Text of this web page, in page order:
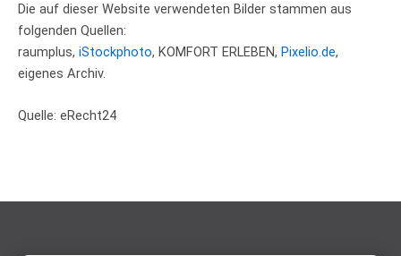
Die auf dieser Website verwendeten Bilder stammen aus
folgenden Quellen:
raumplus, iStockphoto, KOMFORT ERLEBEN, Pixelio.de,
eigenes Archiv.
Quelle: eRecht24